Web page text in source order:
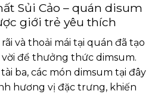
Sủi Cảo – quán disum
giới trẻ yêu thích
và thoải mái tại quán đã tạo
để thưởng thức dimsum.
ba, các món dimsum tại đây
hương vị đặc trưng, khiến